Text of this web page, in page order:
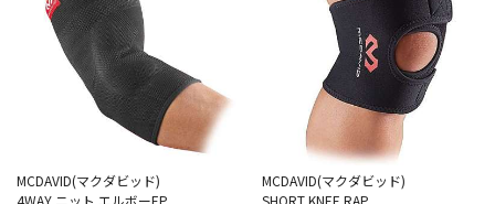
MCDAVID(マクダビッド)
4WAY ニット エルボーEP
MCDAVID(マクダビッド)
SHORT KNEE RAP